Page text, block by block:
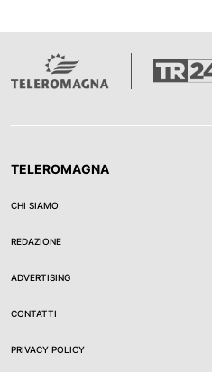
TELEROMAGNA
CHI SIAMO
REDAZIONE
ADVERTISING
CONTATTI
PRIVACY POLICY